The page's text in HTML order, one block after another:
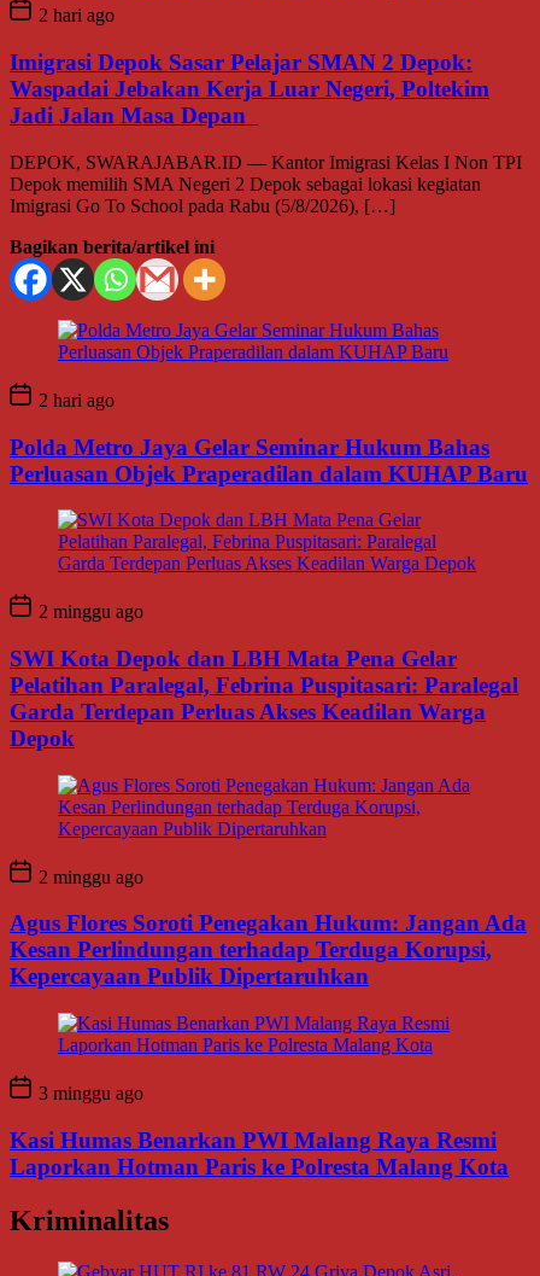
2 hari ago
Imigrasi Depok Sasar Pelajar SMAN 2 Depok:
Waspadai Jebakan Kerja Luar Negeri, Poltekim
Jadi Jalan Masa Depan
DEPOK, SWARAJABAR.ID — Kantor Imigrasi Kelas I Non TPI
Depok memilih SMA Negeri 2 Depok sebagai lokasi kegiatan
Imigrasi Go To School pada Rabu (5/8/2026), […]
Bagikan berita/artikel ini
2 hari ago
Polda Metro Jaya Gelar Seminar Hukum Bahas
Perluasan Objek Praperadilan dalam KUHAP Baru
2 minggu ago
SWI Kota Depok dan LBH Mata Pena Gelar
Pelatihan Paralegal, Febrina Puspitasari: Paralegal
Garda Terdepan Perluas Akses Keadilan Warga
Depok
2 minggu ago
Agus Flores Soroti Penegakan Hukum: Jangan Ada
Kesan Perlindungan terhadap Terduga Korupsi,
Kepercayaan Publik Dipertaruhkan
3 minggu ago
Kasi Humas Benarkan PWI Malang Raya Resmi
Laporkan Hotman Paris ke Polresta Malang Kota
Kriminalitas